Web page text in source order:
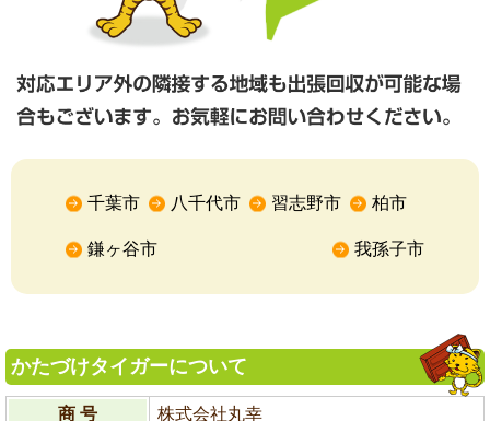
千葉市 八千代市 習志野市 柏市
鎌ヶ谷市 我孫子市
かたづけタイガーについて
商 号 株式会社丸幸